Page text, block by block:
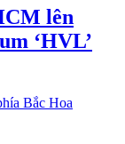
lên
‘HVL’